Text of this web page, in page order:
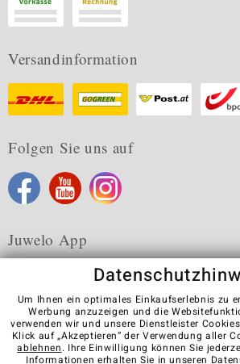
Versandinformation
Folgen Sie uns auf
Juwelo App
Karriere AGB Datenschutz
Kontakt
Vertrag
Um Ihnen ein optimales Einkaufserlebnis zu
Werbung anzuzeigen und die
verwenden wir und unsere Dienstleister
Klick auf „Akzeptieren“ der Verwendung aller
ablehnen. Ihre Einwilligung können Sie
Informationen erhalten Sie in unseren